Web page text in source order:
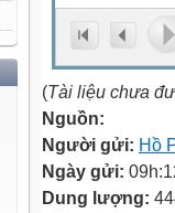
(Tài liệu chưa
Nguồn:
Người gửi: Hồ
Ngày gửi:
Dung lượng: